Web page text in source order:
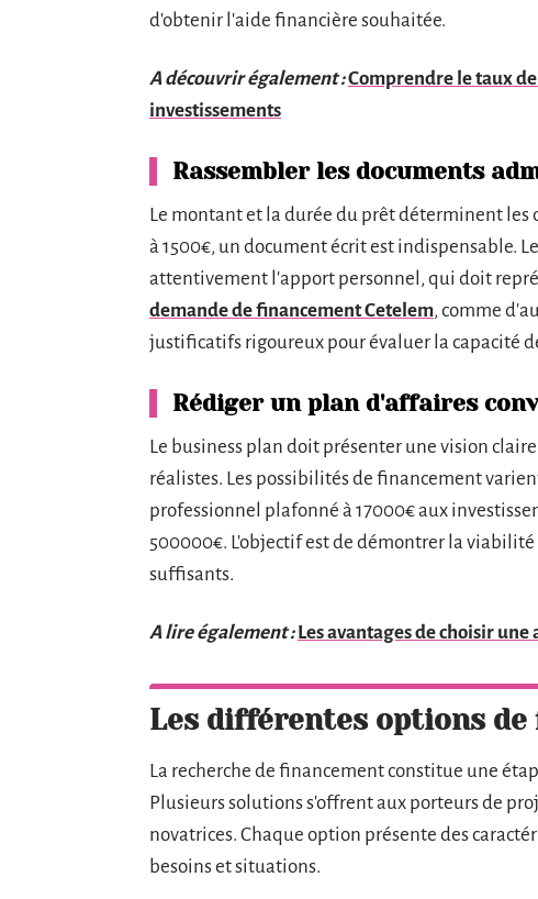
d'obtenir l'aide financière souhaitée.
A découvrir également :Comprendre le taux
investissements
Rassembler les documents
Le montant et la durée du prêt déterminent
à 1500€, un document écrit est indispensable.
attentivement l'apport personnel, qui doit
demande de financement Cetelem, comme
justificatifs rigoureux pour évaluer la capacité
Rédiger un plan d'affaires
Le business plan doit présenter une vision
réalistes. Les possibilités de financement
professionnel plafonné à 17000€ aux
500000€. L'objectif est de démontrer la
suffisants.
A lire également : Les avantages de choisir
Les différentes options
La recherche de financement constitue une
Plusieurs solutions s'offrent aux porteurs de
novatrices. Chaque option présente des
besoins et situations.